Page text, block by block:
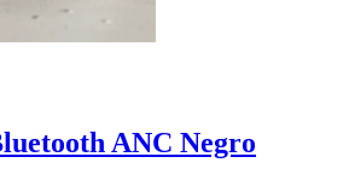
ANC Negro